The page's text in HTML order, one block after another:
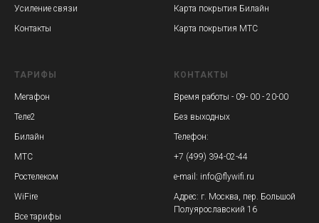
Усиление связи
Контакты
Карта покрытия Билайн
Карта покрытия МТС
ТАРИФЫ
Мегафон
Теле2
Билайн
МТС
Ростелеком
WiFire
Все тарифы
КОНТАКТЫ
Время работы - 09- 00 - 20-00
Без выходных
Телефон:
+7 (499) 394-02-44
e-mail: info@flywifi.ru
Адрес: г. Москва, пер. Большой
Полуярославский 16